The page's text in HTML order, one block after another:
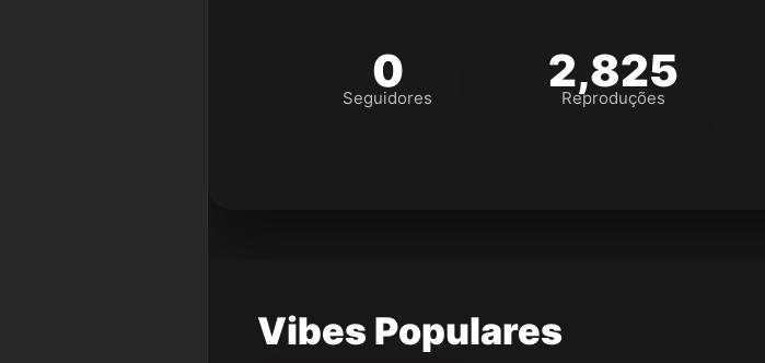
0
Seguidores
2,825
Reproduções
Vibes Populares